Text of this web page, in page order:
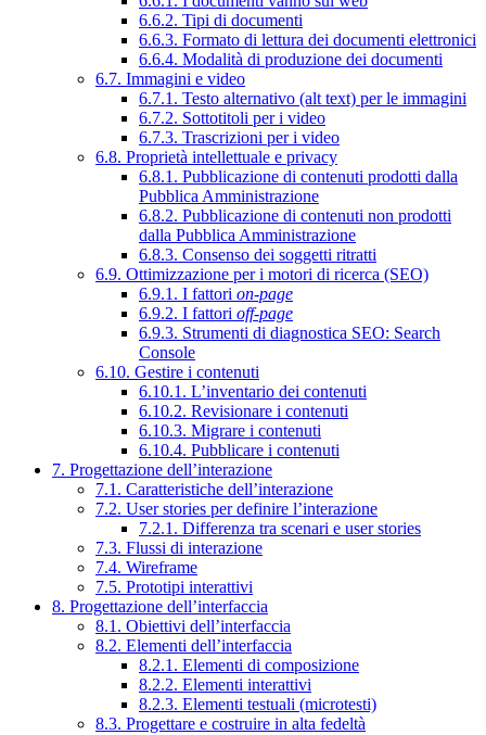
6.6.2. Tipi di documenti
6.6.3. Formato di lettura dei documenti elettronici
6.6.4. Modalità di produzione dei documenti
6.7. Immagini e video
6.7.1. Testo alternativo (alt text) per le immagini
6.7.2. Sottotitoli per i video
6.7.3. Trascrizioni per i video
6.8. Proprietà intellettuale e privacy
6.8.1. Pubblicazione di contenuti prodotti dalla
Pubblica Amministrazione
6.8.2. Pubblicazione di contenuti non prodotti
dalla Pubblica Amministrazione
6.8.3. Consenso dei soggetti ritratti
6.9. Ottimizzazione per i motori di ricerca (SEO)
6.9.1. I fattori on-page
6.9.2. I fattori off-page
6.9.3. Strumenti di diagnostica SEO: Search
Console
6.10. Gestire i contenuti
6.10.1. L’inventario dei contenuti
6.10.2. Revisionare i contenuti
6.10.3. Migrare i contenuti
6.10.4. Pubblicare i contenuti
7. Progettazione dell’interazione
7.1. Caratteristiche dell’interazione
7.2. User stories per definire l’interazione
7.2.1. Differenza tra scenari e user stories
7.3. Flussi di interazione
7.4. Wireframe
7.5. Prototipi interattivi
8. Progettazione dell’interfaccia
8.1. Obiettivi dell’interfaccia
8.2. Elementi dell’interfaccia
8.2.1. Elementi di composizione
8.2.2. Elementi interattivi
8.2.3. Elementi testuali (microtesti)
8.3. Progettare e costruire in alta fedeltà